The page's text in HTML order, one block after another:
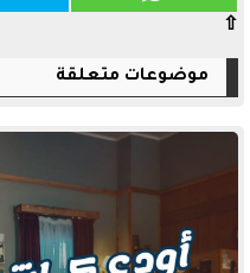
⇧
موضوعات متعلقة